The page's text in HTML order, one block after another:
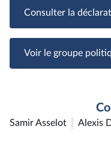
Consulter la
Voir le groupe
Samir Asselot Alexis